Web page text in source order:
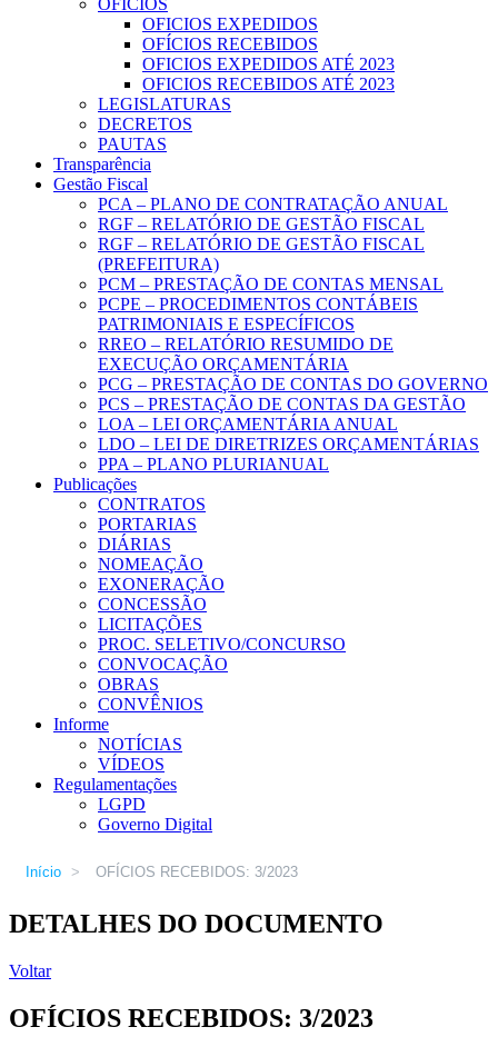
OFICIOS
OFICIOS EXPEDIDOS
OFÍCIOS RECEBIDOS
OFICIOS EXPEDIDOS ATÉ 2023
OFICIOS RECEBIDOS ATÉ 2023
LEGISLATURAS
DECRETOS
PAUTAS
Transparência
Gestão Fiscal
PCA – PLANO DE CONTRATAÇÃO ANUAL
RGF – RELATÓRIO DE GESTÃO FISCAL
RGF – RELATÓRIO DE GESTÃO FISCAL
(PREFEITURA)
PCM – PRESTAÇÃO DE CONTAS MENSAL
PCPE – PROCEDIMENTOS CONTÁBEIS
PATRIMONIAIS E ESPECÍFICOS
RREO – RELATÓRIO RESUMIDO DE
EXECUÇÃO ORÇAMENTÁRIA
PCG – PRESTAÇÃO DE CONTAS DO GOVERNO
PCS – PRESTAÇÃO DE CONTAS DA GESTÃO
LOA – LEI ORÇAMENTÁRIA ANUAL
LDO – LEI DE DIRETRIZES ORÇAMENTÁRIAS
PPA – PLANO PLURIANUAL
Publicações
CONTRATOS
PORTARIAS
DIÁRIAS
NOMEAÇÃO
EXONERAÇÃO
CONCESSÃO
LICITAÇÕES
PROC. SELETIVO/CONCURSO
CONVOCAÇÃO
OBRAS
CONVÊNIOS
Informe
NOTÍCIAS
VÍDEOS
Regulamentações
LGPD
Governo Digital
Início > OFÍCIOS RECEBIDOS: 3/2023
DETALHES DO DOCUMENTO
Voltar
OFÍCIOS RECEBIDOS: 3/2023